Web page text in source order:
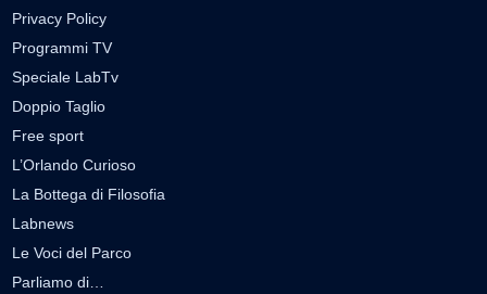
Privacy Policy
Programmi TV
Speciale LabTv
Doppio Taglio
Free sport
L’Orlando Curioso
La Bottega di Filosofia
Labnews
Le Voci del Parco
Parliamo di…